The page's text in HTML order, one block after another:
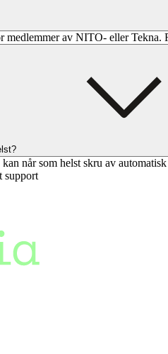
medlemmer av NITO- eller
når som helst skru av
support